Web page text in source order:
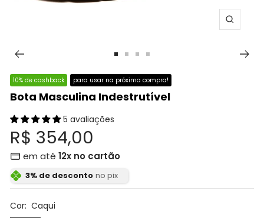
Zoom
ao
slide
1
ao
slide
2
ao
slide
3
ao
slide
4
10% de cashback para usar na próxima compra!
Bota Masculina Indestrutível
5 avaliações
Preço
promocional
R$ 354,00
em até 12x no cartão
3% de desconto no pix
Cor: Caqui